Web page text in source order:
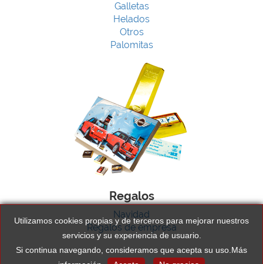
Galletas
Helados
Otros
Palomitas
Regalos
Navidad
Regalos de empresa
Utilizamos cookies propias y de terceros para mejorar nuestros
servicios y su experiencia de usuario.
Si continua navegando, consideramos que acepta su uso. Más